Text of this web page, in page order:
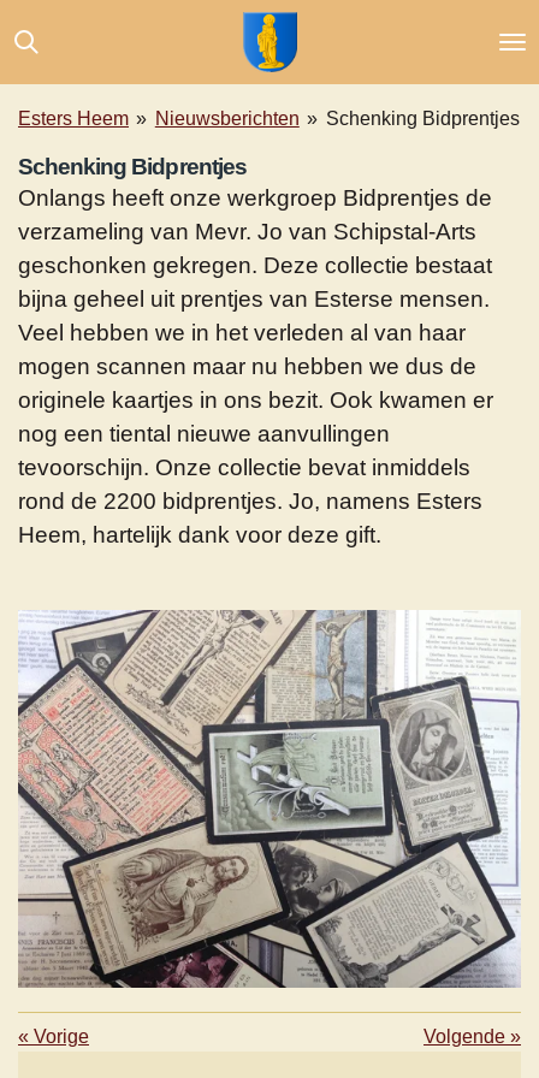
direct
naar
de
Esters Heem » Nieuwsberichten » Schenking Bidprentjes
Schenking Bidprentjes
Onlangs heeft onze werkgroep Bidprentjes de
verzameling van Mevr. Jo van Schipstal-Arts
geschonken gekregen. Deze collectie bestaat
bijna geheel uit prentjes van Esterse mensen.
Veel hebben we in het verleden al van haar
mogen scannen maar nu hebben we dus de
originele kaartjes in ons bezit. Ook kwamen er
nog een tiental nieuwe aanvullingen
tevoorschijn. Onze collectie bevat inmiddels
rond de 2200 bidprentjes. Jo, namens Esters
Heem, hartelijk dank voor deze gift.
« Vorige Volgende »